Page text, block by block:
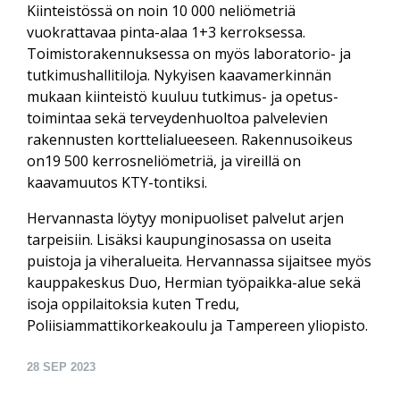
Kiinteistössä on noin 10 000 neliö­metriä
vuokrattavaa pinta-alaa 1+3 kerroksessa.
Toimisto­rakennuksessa on myös laboratorio- ja
tutkimushalli­tiloja. Nykyisen kaava­merkinnän
mukaan kiinteistö kuuluu tutkimus- ja opetus­
toimintaa sekä terveyden­huoltoa palvelevien
rakennusten kortteli­alueeseen. Rakennus­oikeus
on19 500 kerrosneliömetriä, ja vireillä on
kaavamuutos KTY-tontiksi.
Hervannasta löytyy monipuoliset palvelut arjen
tarpeisiin. Lisäksi kaupungin­osassa on useita
puistoja ja viher­alueita. Hervannassa sijaitsee myös
kauppa­keskus Duo, Hermian työpaikka-alue sekä
isoja oppi­laitoksia kuten Tredu,
Poliisiammattikorkeakoulu ja Tampereen yliopisto.
28 SEP 2023